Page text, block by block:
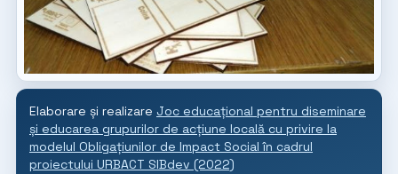
Elaborare și realizare Joc educațional pentru diseminare
și educarea grupurilor de acțiune locală cu privire la
modelul Obligațiunilor de Impact Social în cadrul
proiectului URBACT SIBdev (2022)